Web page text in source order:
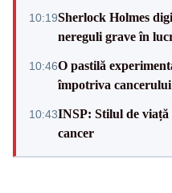
10:19Sherlock Holmes
nereguli grave în
10:46O pastilă
împotriva
10:43INSP: Stilul de viață
cancer